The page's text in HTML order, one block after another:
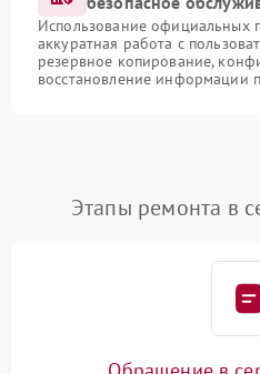
Использование официальных
аккуратная работа с
резервное копирование,
восстановление информации
Этапы ремонта в